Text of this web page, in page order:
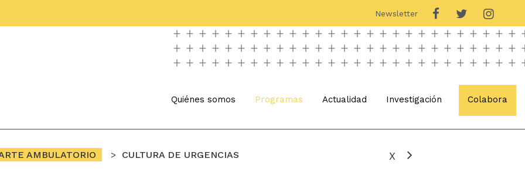
Newsletter
Quiénes somos Programas Actualidad Investigación Colabora
AMBULATORIO CULTURA DE URGENCIAS X